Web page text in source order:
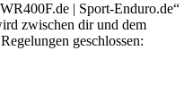
| Sport-Enduro.de“
zwischen dir und dem
geschlossen: